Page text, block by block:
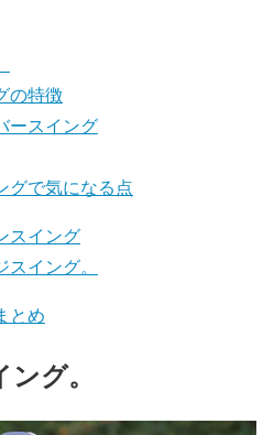
の特徴
ースイング
グで気になる点
スイング
イング。
とめ
グ。